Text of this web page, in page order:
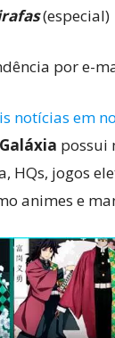
(especial)
por e-
notícias em
possui
HQs, jogos
animes e